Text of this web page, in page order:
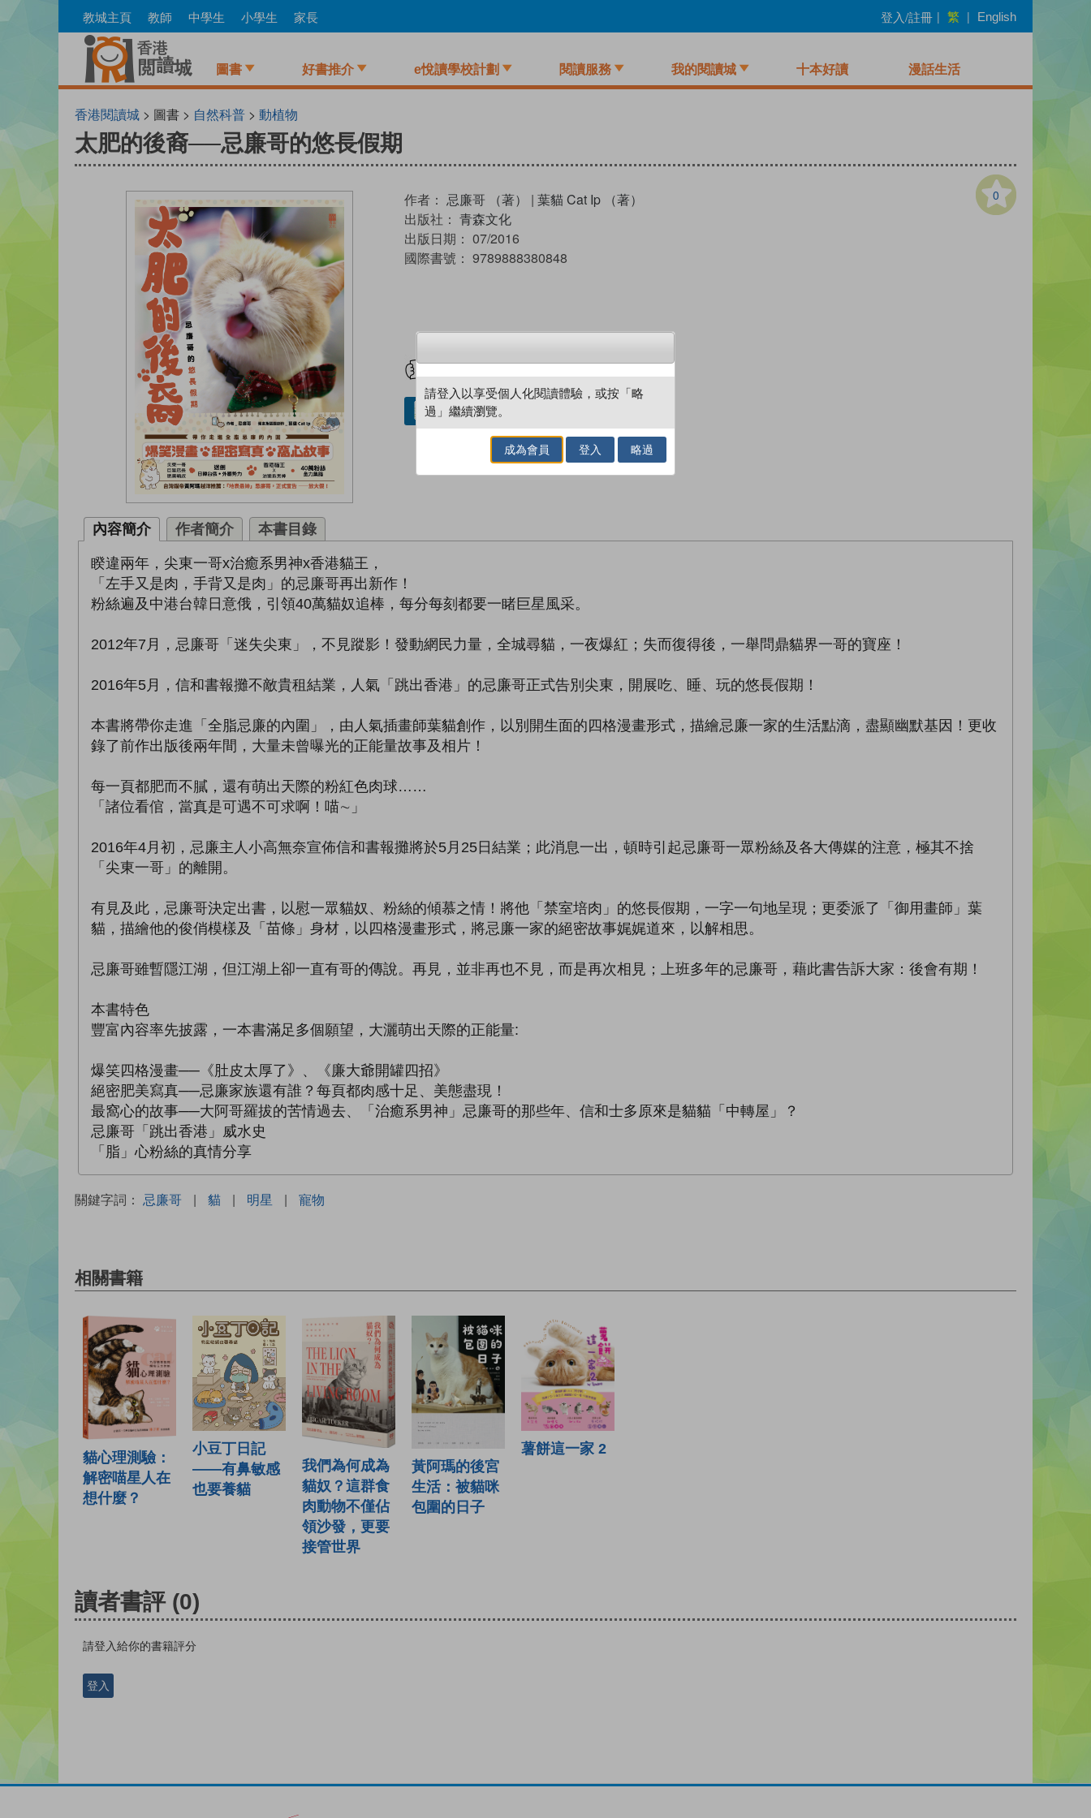
to
教城主頁 教師 中學生 小學生 家長 登入/註冊 | 繁 | English
圖書 好書推介 e悅讀學校計劃 閱讀服務 我的閱讀城 十本好讀 漫話生活
香港閱讀城 > 圖書 > 自然科普 > 動植物
太肥的後裔──忌廉哥的悠長假期
0
作者： 忌廉哥 （著） | 葉貓 Cat Ip （著）
出版社： 青森文化
出版日期： 07/2016
國際書號： 9789888380848
借閱實體書
內容簡介 作者簡介 本書目錄
睽違兩年，尖東一哥x治癒系男神x香港貓王，
「左手又是肉，手背又是肉」的忌廉哥再出新作！
粉絲遍及中港台韓日意俄，引領40萬貓奴追棒，每分每刻都要一睹巨星風采。
2012年7月，忌廉哥「迷失尖東」，不見蹤影！發動網民力量，全城尋貓，一夜爆紅；失而復得後，一舉問鼎貓界一哥的寶座！
2016年5月，信和書報攤不敵貴租結業，人氣「跳出香港」的忌廉哥正式告別尖東，開展吃、睡、玩的悠長假期！
本書將帶你走進「全脂忌廉的內圍」，由人氣插畫師葉貓創作，以別開生面的四格漫畫形式，描繪忌廉一家的生活點滴，盡顯幽默基因！更收
錄了前作出版後兩年間，大量未曾曝光的正能量故事及相片！
每一頁都肥而不膩，還有萌出天際的粉紅色肉球……
「諸位看倌，當真是可遇不可求啊！喵∼」
2016年4月初，忌廉主人小高無奈宣佈信和書報攤將於5月25日結業；此消息一出，頓時引起忌廉哥一眾粉絲及各大傳媒的注意，極其不捨
「尖東一哥」的離開。
有見及此，忌廉哥決定出書，以慰一眾貓奴、粉絲的傾慕之情！將他「禁室培肉」的悠長假期，一字一句地呈現；更委派了「御用畫師」葉
貓，描繪他的俊俏模樣及「苗條」身材，以四格漫畫形式，將忌廉一家的絕密故事娓娓道來，以解相思。
忌廉哥雖暫隱江湖，但江湖上卻一直有哥的傳說。再見，並非再也不見，而是再次相見；上班多年的忌廉哥，藉此書告訴大家：後會有期！
本書特色
豐富內容率先披露，一本書滿足多個願望，大灑萌出天際的正能量:
爆笑四格漫畫──《肚皮太厚了》、《廉大爺開罐四招》
絕密肥美寫真──忌廉家族還有誰？每頁都肉感十足、美態盡現！
最窩心的故事──大阿哥羅拔的苦情過去、「治癒系男神」忌廉哥的那些年、信和士多原來是貓貓「中轉屋」？
忌廉哥「跳出香港」威水史
「脂」心粉絲的真情分享
關鍵字詞： 忌廉哥 | 貓 | 明星 | 寵物
相關書籍
貓心理測驗：
解密喵星人在
想什麼？
小豆丁日記
——有鼻敏感
也要養貓
我們為何成為
貓奴？這群食
肉動物不僅佔
領沙發，更要
接管世界
黃阿瑪的後宮
生活：被貓咪
包圍的日子
薯餅這一家 2
讀者書評 (0)
請登入給你的書籍評分
登入
請登入以享受個人化閱讀體驗，或按「略
過」繼續瀏覽。
成為會員 登入 略過